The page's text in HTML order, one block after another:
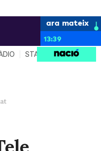
ara mateix
13:39
STAR SYSTEM